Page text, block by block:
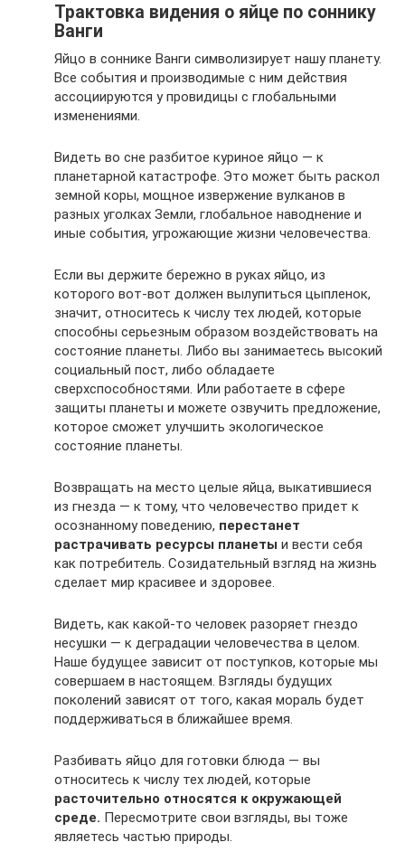
Трактовка видения о яйце по соннику
Ванги
Яйцо в соннике Ванги символизирует нашу планету.
Все события и производимые с ним действия
ассоциируются у провидицы с глобальными
изменениями.
Видеть во сне разбитое куриное яйцо — к
планетарной катастрофе. Это может быть раскол
земной коры, мощное извержение вулканов в
разных уголках Земли, глобальное наводнение и
иные события, угрожающие жизни человечества.
Если вы держите бережно в руках яйцо, из
которого вот-вот должен вылупиться цыпленок,
значит, относитесь к числу тех людей, которые
способны серьезным образом воздействовать на
состояние планеты. Либо вы занимаетесь высокий
социальный пост, либо обладаете
сверхспособностями. Или работаете в сфере
защиты планеты и можете озвучить предложение,
которое сможет улучшить экологическое
состояние планеты.
Возвращать на место целые яйца, выкатившиеся
из гнезда — к тому, что человечество придет к
осознанному поведению, перестанет
растрачивать ресурсы планеты и вести себя
как потребитель. Созидательный взгляд на жизнь
сделает мир красивее и здоровее.
Видеть, как какой-то человек разоряет гнездо
несушки — к деградации человечества в целом.
Наше будущее зависит от поступков, которые мы
совершаем в настоящем. Взгляды будущих
поколений зависят от того, какая мораль будет
поддерживаться в ближайшее время.
Разбивать яйцо для готовки блюда — вы
относитесь к числу тех людей, которые
расточительно относятся к окружающей
среде. Пересмотрите свои взгляды, вы тоже
являетесь частью природы.